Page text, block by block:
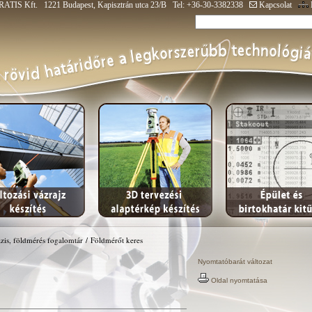
Kft. 1221 Budapest, Kapisztrán utca 23/B Tel: +36-30-3382338 Kapcsolat
földmérés fogalomtár/Földmérőt keres
Nyomtatóbarát változat
Oldal nyomtatása